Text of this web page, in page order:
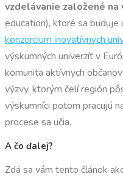
vzdelávanie založené na
education), ktoré sa
konzorcium inovatívnych
výskumných univerzít v
komunita aktívnych
výzvy, ktorým čelí región
výskumníci potom pracujú
procese sa učia.
A čo ďalej?
Zdá sa vám tento článok